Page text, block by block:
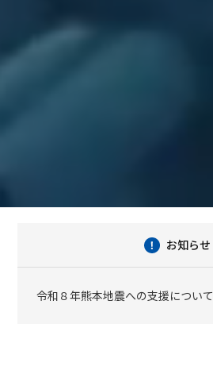
お知らせ
令和８年熊本地震への支援について